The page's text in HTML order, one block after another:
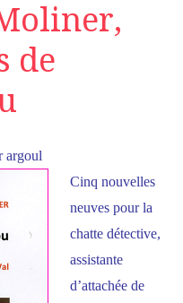
de
argoul
Cinq nouvelles
neuves pour la
chatte détective,
assistante
d’attachée de